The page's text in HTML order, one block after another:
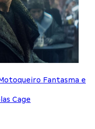
Fantasma e
Cage